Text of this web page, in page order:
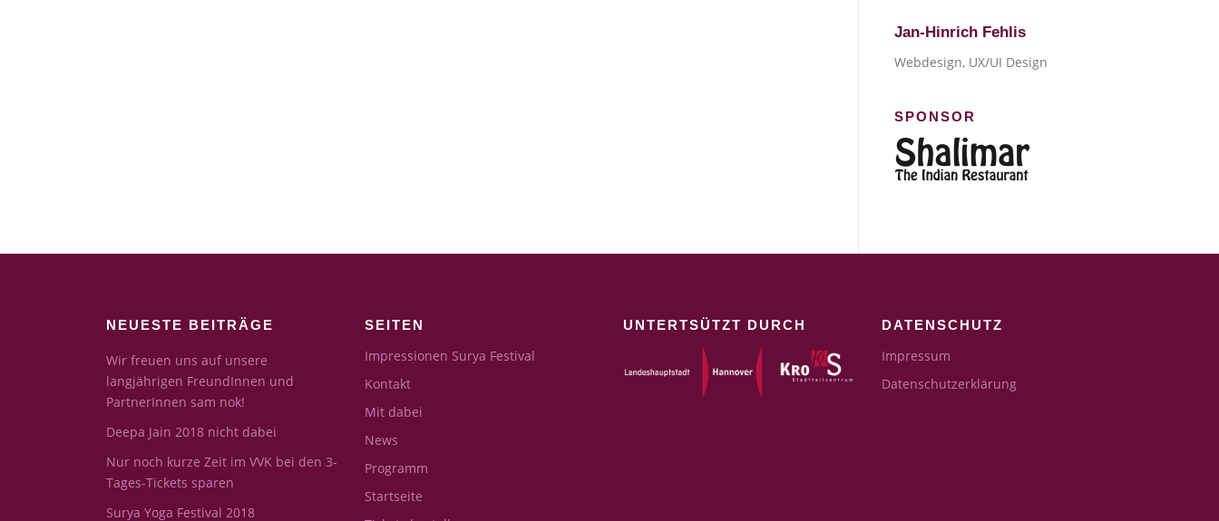
Jan-Hinrich Fehlis
Webdesign, UX/UI Design
SPONSOR
NEUESTE BEITRÄGE
Wir freuen uns auf unsere
langjährigen FreundInnen und
PartnerInnen sam nok!
Deepa Jain 2018 nicht dabei
Nur noch kurze Zeit im VVK bei den 3-
Tages-Tickets sparen
Surya Yoga Festival 2018
SEITEN
Impressionen Surya Festival
Kontakt
Mit dabei
News
Programm
Startseite
UNTERTSÜTZT DURCH DATENSCHUTZ
Impressum
Datenschutzerklärung